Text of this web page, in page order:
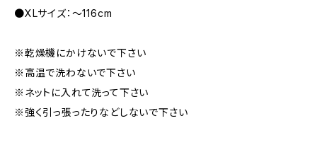
●XLサイズ：〜116cm
※乾燥機にかけないで下さい
※高温で洗わないで下さい
※ネットに入れて洗って下さい
※強く引っ張ったりなどしないで下さい